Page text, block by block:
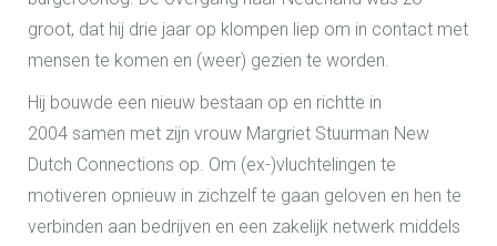
groot, dat hij drie jaar op klompen liep om in contact met
mensen te komen en (weer) gezien te worden.
Hij bouwde een nieuw bestaan op en richtte in
2004 samen met zijn vrouw Margriet Stuurman New
Dutch Connections op. Om (ex-)vluchtelingen te
motiveren opnieuw in zichzelf te gaan geloven en hen te
verbinden aan bedrijven en een zakelijk netwerk middels